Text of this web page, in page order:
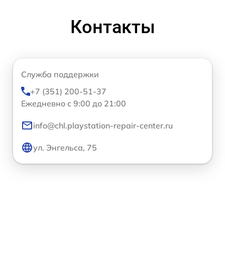
Контакты
Служба поддержки
+7 (351) 200-51-37
Ежедневно с 9:00 до 21:00
info@chl.playstation-repair-center.ru
ул. Энгельса, 75